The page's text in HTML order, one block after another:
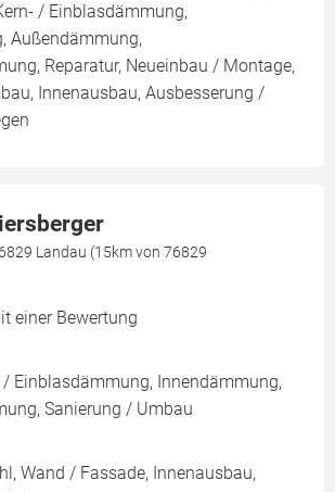
/ Einblasdämmung,
Außendämmung,
Reparatur, Neueinbau / Montage,
Innenausbau, Ausbesserung /
Landau (15km von 76829
einer Bewertung
/ Einblasdämmung, Innendämmung,
Sanierung / Umbau
Wand / Fassade, Innenausbau,